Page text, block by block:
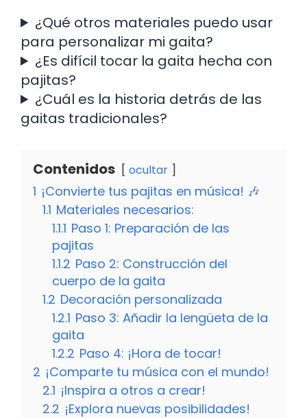
¿Qué otros materiales puedo usar
para personalizar mi gaita?
¿Es difícil tocar la gaita hecha con
pajitas?
¿Cuál es la historia detrás de las
gaitas tradicionales?
Contenidos ocultar
1 ¡Convierte tus pajitas en música! 🎶
1.1 Materiales necesarios:
1.1.1 Paso 1: Preparación de las
pajitas
1.1.2 Paso 2: Construcción del
cuerpo de la gaita
1.2 Decoración personalizada
1.2.1 Paso 3: Añadir la lengüeta de la
gaita
1.2.2 Paso 4: ¡Hora de tocar!
2 ¡Comparte tu música con el mundo!
2.1 ¡Inspira a otros a crear!
2.2 ¡Explora nuevas posibilidades!